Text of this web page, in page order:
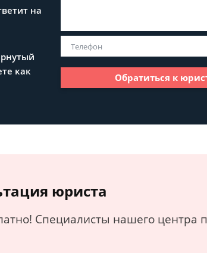
на
как
Обратиться к
юриста
Специалисты нашего центра